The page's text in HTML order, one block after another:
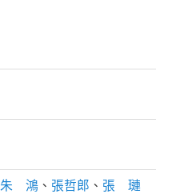
朱 鴻 、 張哲郎 、 張 璉